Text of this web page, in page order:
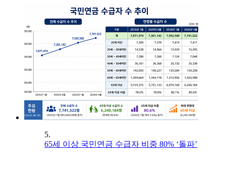
5.
65세 이상 국민연금 수급자 비중 80% ‘돌파’